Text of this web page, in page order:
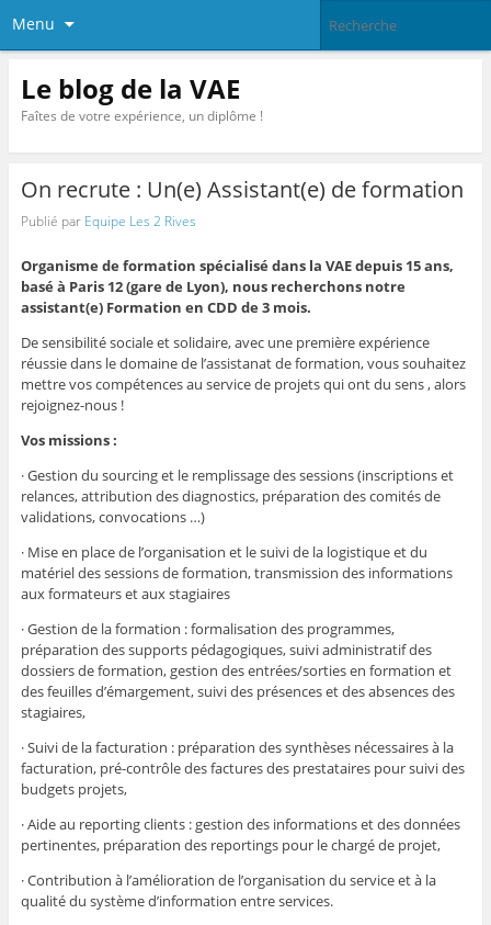
Menu
Le blog de la VAE
Faîtes de votre expérience, un diplôme !
On recrute : Un(e) Assistant(e) de formation
Publié par Equipe Les 2 Rives
Organisme de formation spécialisé dans la VAE depuis 15 ans,
basé à Paris 12 (gare de Lyon), nous recherchons notre
assistant(e) Formation en CDD de 3 mois.
De sensibilité sociale et solidaire, avec une première expérience
réussie dans le domaine de l’assistanat de formation, vous souhaitez
mettre vos compétences au service de projets qui ont du sens , alors
rejoignez-nous !
Vos missions :
· Gestion du sourcing et le remplissage des sessions (inscriptions et
relances, attribution des diagnostics, préparation des comités de
validations, convocations …)
· Mise en place de l’organisation et le suivi de la logistique et du
matériel des sessions de formation, transmission des informations
aux formateurs et aux stagiaires
· Gestion de la formation : formalisation des programmes,
préparation des supports pédagogiques, suivi administratif des
dossiers de formation, gestion des entrées/sorties en formation et
des feuilles d’émargement, suivi des présences et des absences des
stagiaires,
· Suivi de la facturation : préparation des synthèses nécessaires à la
facturation, pré-contrôle des factures des prestataires pour suivi des
budgets projets,
· Aide au reporting clients : gestion des informations et des données
pertinentes, préparation des reportings pour le chargé de projet,
· Contribution à l’amélioration de l’organisation du service et à la
qualité du système d’information entre services.